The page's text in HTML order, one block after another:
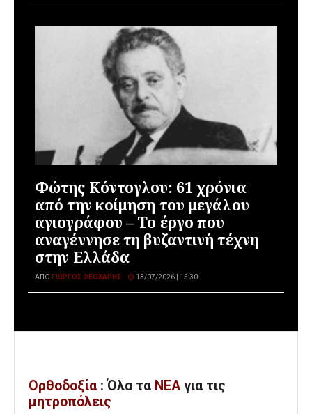
Φώτης Κόντογλου: 61 χρόνια
από την κοίμηση του μεγάλου
αγιογράφου – Το έργο που
αναγέννησε τη βυζαντινή τέχνη
στην Ελλάδα
ΑΠΌ ΓΙΏΡΓΟΣ ΘΕΟΧΆΡΗΣ 13/07/2026 | 15:30
Ορθοδοξία : Όλα τα ΝΕΑ για τις
μητροπόλεις